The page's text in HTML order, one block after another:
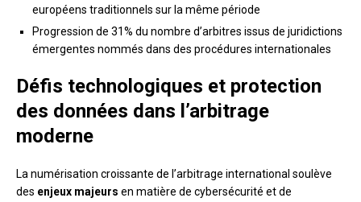
européens traditionnels sur la même période
Progression de 31% du nombre d’arbitres issus de juridictions
émergentes nommés dans des procédures internationales
Défis technologiques et protection
des données dans l’arbitrage
moderne
La numérisation croissante de l’arbitrage international soulève
des enjeux majeurs en matière de cybersécurité et de